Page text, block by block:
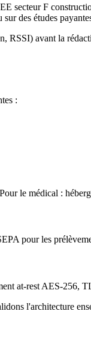
secteur F
des études
avant la
:
le médical :
pour les
at-rest AES-256,
l'architecture